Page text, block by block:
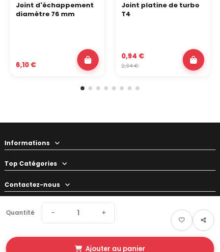
Quantité − +
Ajouter au panier
Joint d'échappement
diamètre 76 mm
6,10 €
Joint platine de turbo
T4
0,94 €
2,34 €
Informations
Top Catégories
Contactez-nous
Votre préparateur